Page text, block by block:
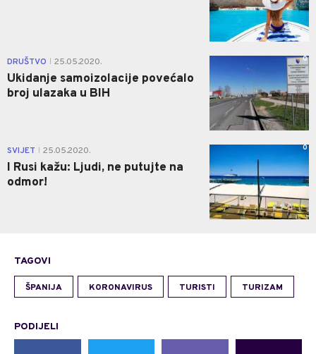
DRUŠTVO 25.05.2020.
Ukidanje samoizolacije povećalo
broj ulazaka u BIH
0
SVIJET 25.05.2020.
I Rusi kažu: Ljudi, ne putujte na
odmor!
0
TAGOVI
ŠPANIJA KORONAVIRUS TURISTI TURIZAM
PODIJELI